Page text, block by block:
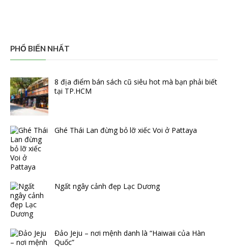
PHỔ BIẾN NHẤT
8 địa điểm bán sách cũ siêu hot mà bạn phải biết
tại TP.HCM
Ghé Thái Lan đừng bỏ lỡ xiếc Voi ở Pattaya
Ngất ngây cảnh đẹp Lạc Dương
Đảo Jeju – nơi mệnh danh là “Haiwaii của Hàn
Quốc”